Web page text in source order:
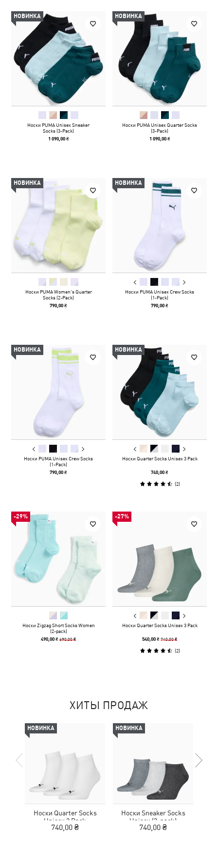
НОВИНКА
Носки PUMA Unisex Sneaker
Socks (3-Pack)
1 090,00 ₴
НОВИНКА
Носки PUMA Unisex Quarter Socks
(3-Pack)
1 090,00 ₴
НОВИНКА
Носки PUMA Women's Quarter
Socks (2-Pack)
790,00 ₴
НОВИНКА
Носки PUMA Unisex Crew Socks
(1-Pack)
790,00 ₴
НОВИНКА
Носки PUMA Unisex Crew Socks
(1-Pack)
790,00 ₴
НОВИНКА
Носки Quarter Socks Unisex 3 Pack
740,00 ₴
(2)
-29%
Носки Zigzag Short Socks Women
(2-pack)
490,00 ₴690,00 ₴
-27%
Носки Quarter Socks Unisex 3 Pack
540,00 ₴740,00 ₴
(2)
ХИТЫ ПРОДАЖ
НОВИНКА
Носки Quarter Socks
Unisex 3 Pack
740,00 ₴
НОВИНКА
Носки Sneaker Socks
Unisex (3-pack)
740,00 ₴